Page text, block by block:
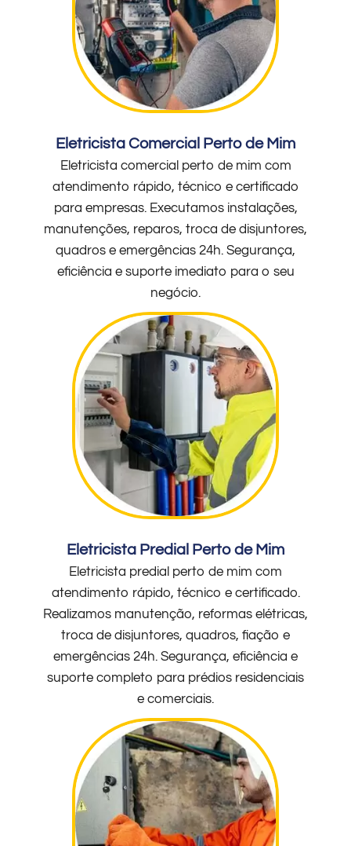
Eletricista Comercial Perto de Mim
Eletricista comercial perto de mim com
atendimento rápido, técnico e certificado
para empresas. Executamos instalações,
manutenções, reparos, troca de disjuntores,
quadros e emergências 24h. Segurança,
eficiência e suporte imediato para o seu
negócio.
Eletricista Predial Perto de Mim
Eletricista predial perto de mim com
atendimento rápido, técnico e certificado.
Realizamos manutenção, reformas elétricas,
troca de disjuntores, quadros, fiação e
emergências 24h. Segurança, eficiência e
suporte completo para prédios residenciais
e comerciais.